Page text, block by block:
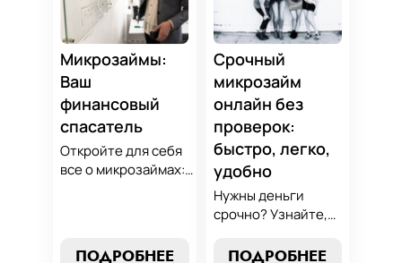
сделайте
осознанный выбор,
который
поддержит вашу
финансовую
стабильность.
Микрозаймы:
Ваш
финансовый
спасатель
Откройте для себя
все о микрозаймах:
ПОДРОБНЕЕ
Срочный
микрозайм
онлайн без
проверок:
быстро, легко,
удобно
Нужны деньги
срочно? Узнайте,
срочный
ПОДРОБНЕЕ